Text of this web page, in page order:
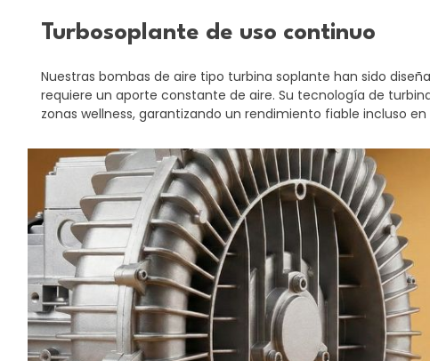
Turbosoplante de uso continuo
Nuestras bombas de aire tipo turbina soplante han sido
requiere un aporte constante de aire. Su tecnología de
zonas wellness, garantizando un rendimiento fiable incluso en